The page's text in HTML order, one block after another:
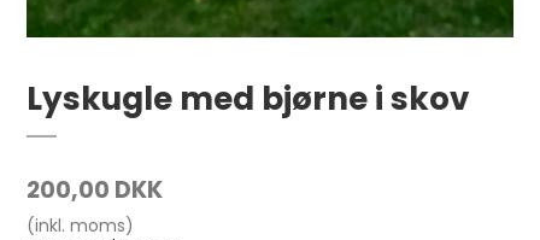
Lyskugle med bjørne i skov
200,00 DKK
(inkl. moms)